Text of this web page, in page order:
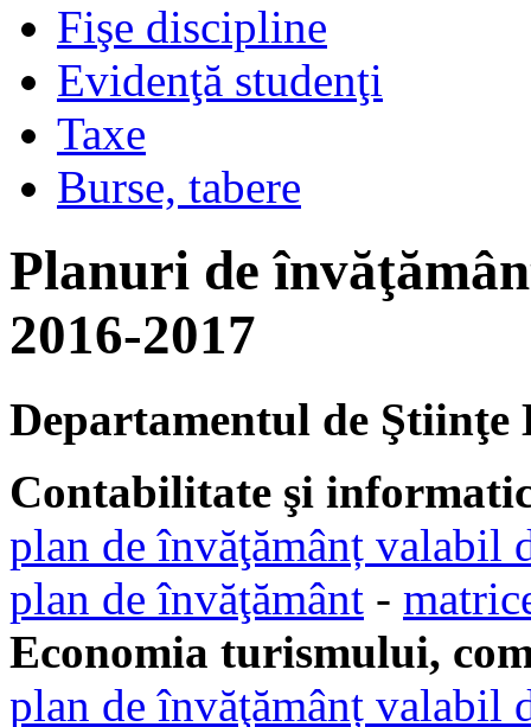
Fişe discipline
Evidenţă studenţi
Taxe
Burse, tabere
Planuri de
2016-2017
Departamentul de Ştiinţe
Contabilitate şi
plan de învăţămânț valabil
plan de învăţământ -
Economia turismului,
plan de învăţămânț valabil